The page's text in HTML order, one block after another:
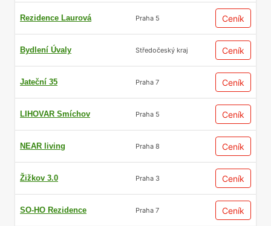
Rezidence Laurová Praha 5 Ceník
Bydlení Úvaly Středočeský kraj Ceník
Jateční 35 Praha 7 Ceník
LIHOVAR Smíchov Praha 5 Ceník
NEAR living Praha 8 Ceník
Žižkov 3.0 Praha 3 Ceník
SO-HO Rezidence Praha 7 Ceník